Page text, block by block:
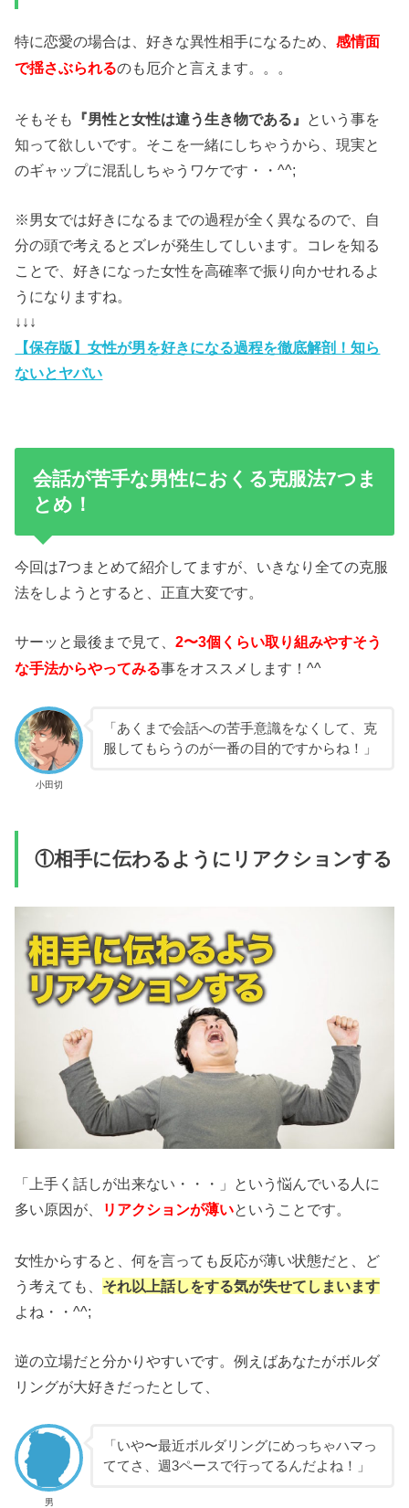
特に恋愛の場合は、好きな異性相手になるため、感情面
で揺さぶられるのも厄介と言えます。。。
そもそも 『男性と女性は違う生き物である』 という事を
知って欲しいです。そこを一緒にしちゃうから、現実と
のギャップに混乱しちゃうワケです・・^^;
※男女では好きになるまでの過程が全く異なるので、自
分の頭で考えるとズレが発生してしいます。コレを知る
ことで、好きになった女性を高確率で振り向かせれるよ
うになりますね。
↓↓↓
【保存版】女性が男を好きになる過程を徹底解剖！知ら
ないとヤバい
会話が苦手な男性におくる克服法7つま
とめ！
今回は7つまとめて紹介してますが、いきなり全ての克服
法をしようとすると、正直大変です。
サーッと最後まで見て、2〜3個くらい取り組みやすそう
な手法からやってみる事をオススメします！^^
小田切
「あくまで会話への苦手意識をなくして、克
服してもらうのが一番の目的ですからね！」
①相手に伝わるようにリアクションする
「上手く話しが出来ない・・・」という悩んでいる人に
多い原因が、
リアクションが薄いということです。
女性からすると、何を言っても反応が薄い状態だと、ど
う考えても、 それ以上話しをする気が失せてしまいます
よね・・^^;
逆の立場だと分かりやすいです。例えばあなたがボルダ
リングが大好きだったとして、
男
「いや〜最近ボルダリングにめっちゃハマっ
ててさ、週3ペースで行ってるんだよね！」